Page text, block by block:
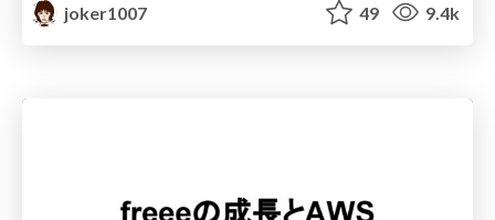
joker1007
49 9.4k